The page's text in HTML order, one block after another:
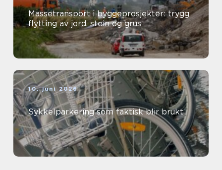
Massetransport i byggeprosjekter: trygg
flytting av jord, stein og grus
10. juni 2026
Sykkelparkering som faktisk blir brukt